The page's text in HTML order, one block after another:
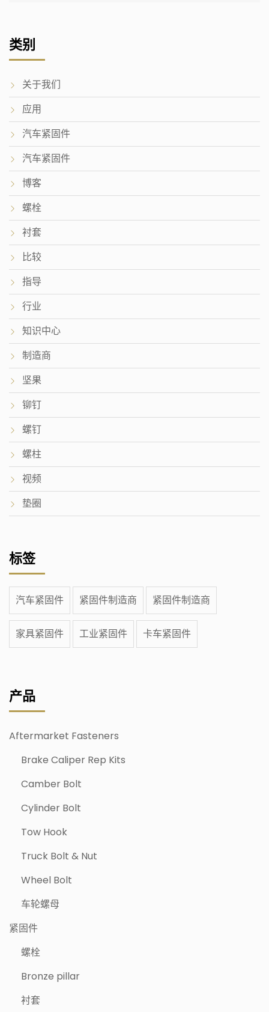
类别
关于我们
应用
汽车紧固件
汽车紧固件
博客
螺栓
衬套
比较
指导
行业
知识中心
制造商
坚果
铆钉
螺钉
螺柱
视频
垫圈
标签
汽车紧固件 紧固件制造商 紧固件制造商
家具紧固件 工业紧固件 卡车紧固件
产品
Aftermarket Fasteners
Brake Caliper Rep Kits
Camber Bolt
Cylinder Bolt
Tow Hook
Truck Bolt & Nut
Wheel Bolt
车轮螺母
紧固件
螺栓
Bronze pillar
衬套